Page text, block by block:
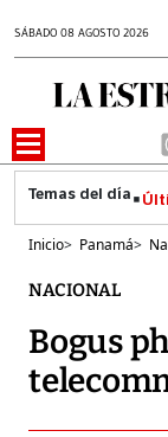
SÁBADO 08 AGOSTO 2026
Inicio> Panamá>
NACIONAL
Bogus